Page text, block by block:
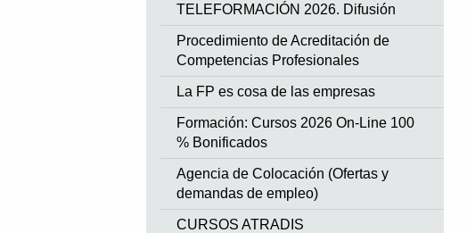
TELEFORMACIÓN 2026. Difusión
Procedimiento de Acreditación de
Competencias Profesionales
La FP es cosa de las empresas
Formación: Cursos 2026 On-Line 100
% Bonificados
Agencia de Colocación (Ofertas y
demandas de empleo)
CURSOS ATRADIS